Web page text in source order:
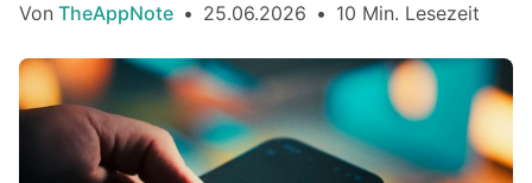
Von TheAppNote • 25.06.2026 • 10 Min. Lesezeit